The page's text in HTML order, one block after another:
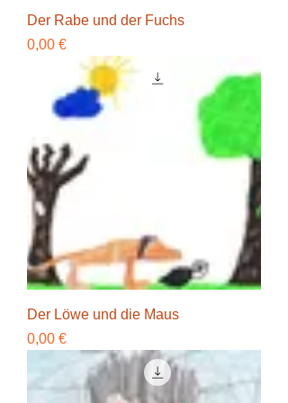
Der Rabe und der Fuchs
Preis
0,00 €
Der Löwe und die Maus
Preis
0,00 €